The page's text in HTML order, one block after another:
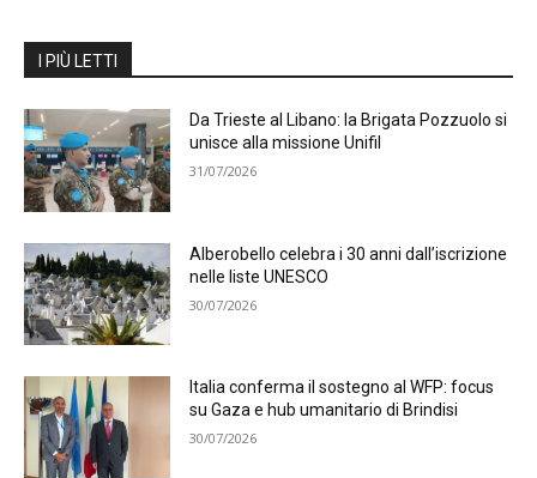
I PIÙ LETTI
Da Trieste al Libano: la Brigata Pozzuolo si
unisce alla missione Unifil
31/07/2026
Alberobello celebra i 30 anni dall’iscrizione
nelle liste UNESCO
30/07/2026
Italia conferma il sostegno al WFP: focus
su Gaza e hub umanitario di Brindisi
30/07/2026